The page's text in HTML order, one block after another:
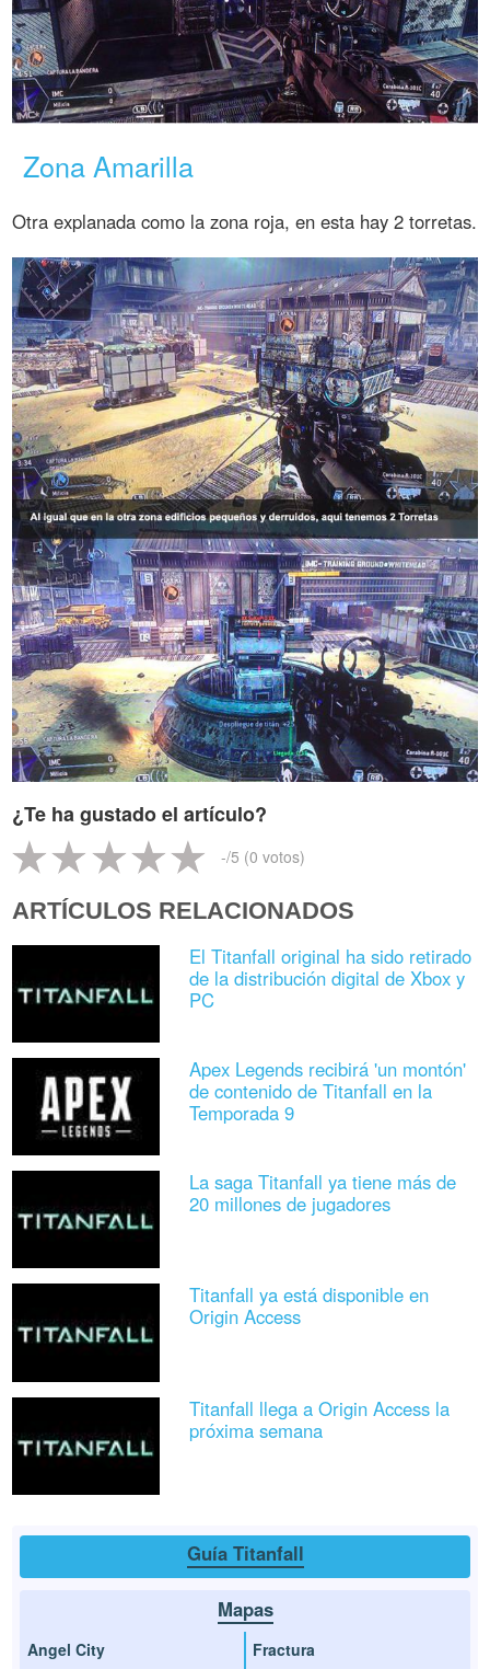
Zona Amarilla
Otra explanada como la zona roja, en esta hay 2 torretas.
¿Te ha gustado el artículo?
-/5 (0 votos)
ARTÍCULOS RELACIONADOS
El Titanfall original ha sido retirado
de la distribución digital de Xbox y
PC
Apex Legends recibirá 'un montón'
de contenido de Titanfall en la
Temporada 9
La saga Titanfall ya tiene más de
20 millones de jugadores
Titanfall ya está disponible en
Origin Access
Titanfall llega a Origin Access la
próxima semana
Guía Titanfall
Mapas
Angel City
Fractura